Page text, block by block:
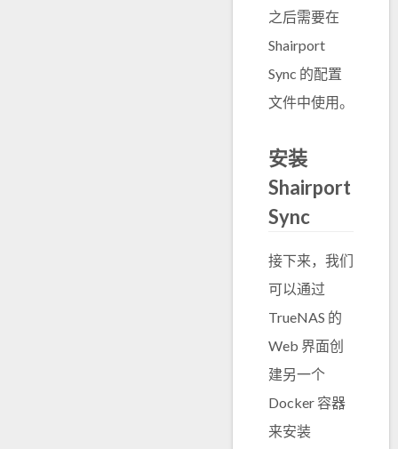
之后需要在
Shairport
Sync 的配置
文件中使用。
安装
Shairport
Sync
接下来，我们
可以通过
TrueNAS 的
Web 界面创
建另一个
Docker 容器
来安装